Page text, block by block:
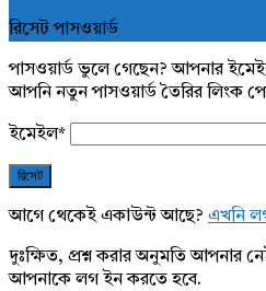
রিসেট পাসওয়ার্ড
পাসওয়ার্ড ভুলে গেছেন? আপনার
আপনি নতুন পাসওয়ার্ড তৈরির লিংক
ইমেইল*
আগে থেকেই একাউন্ট আছে? এখনি
দুঃক্ষিত, প্রশ্ন করার অনুমতি আপনার
আপনাকে লগ ইন করতে হবে.